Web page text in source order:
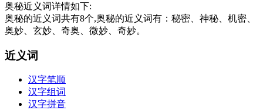
奥秘近义词详情如下:
奥秘的近义词共有8个,奥秘的近义词有：秘密、神秘、机密、
奥妙、玄妙、奇奥、微妙、奇妙。
近义词
汉字笔顺
汉字组词
汉字拼音